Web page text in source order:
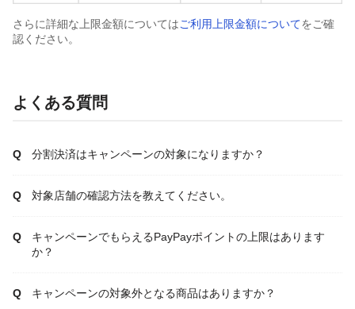
さらに詳細な上限金額についてはご利用上限金額についてをご確
認ください。
よくある質問
分割決済はキャンペーンの対象になりますか？
対象店舗の確認方法を教えてください。
キャンペーンでもらえるPayPayポイントの上限はあります
か？
キャンペーンの対象外となる商品はありますか？